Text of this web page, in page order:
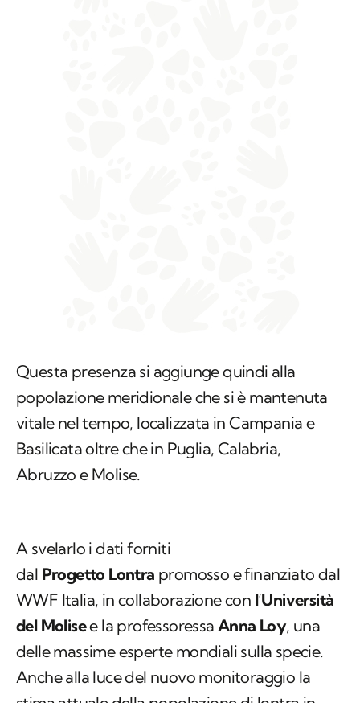
Questa presenza si aggiunge quindi alla
popolazione meridionale che si è mantenuta
vitale nel tempo, localizzata in Campania e
Basilicata oltre che in Puglia, Calabria,
Abruzzo e Molise.
A svelarlo i dati forniti
dal Progetto Lontra promosso e finanziato dal
WWF Italia, in collaborazione con l’Università
del Molisee la professoressaAnna Loy, una
delle massime esperte mondiali sulla specie.
Anche alla luce del nuovo monitoraggio la